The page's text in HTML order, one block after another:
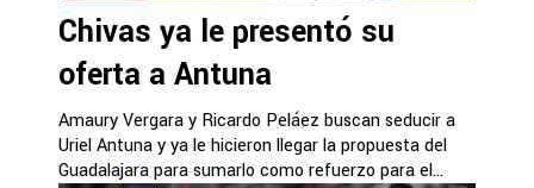
Chivas ya le presentó su
oferta a Antuna
Amaury Vergara y Ricardo Peláez buscan seducir a
Uriel Antuna y ya le hicieron llegar la propuesta del
Guadalajara para sumarlo como refuerzo para el...